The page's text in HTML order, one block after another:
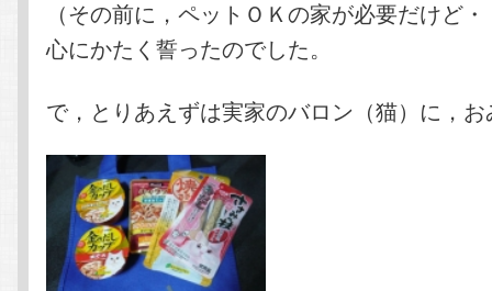
（その前に，ペットＯＫの家が必要だけど
心にかたく誓ったのでした。
で，とりあえずは実家のバロン（猫）に，